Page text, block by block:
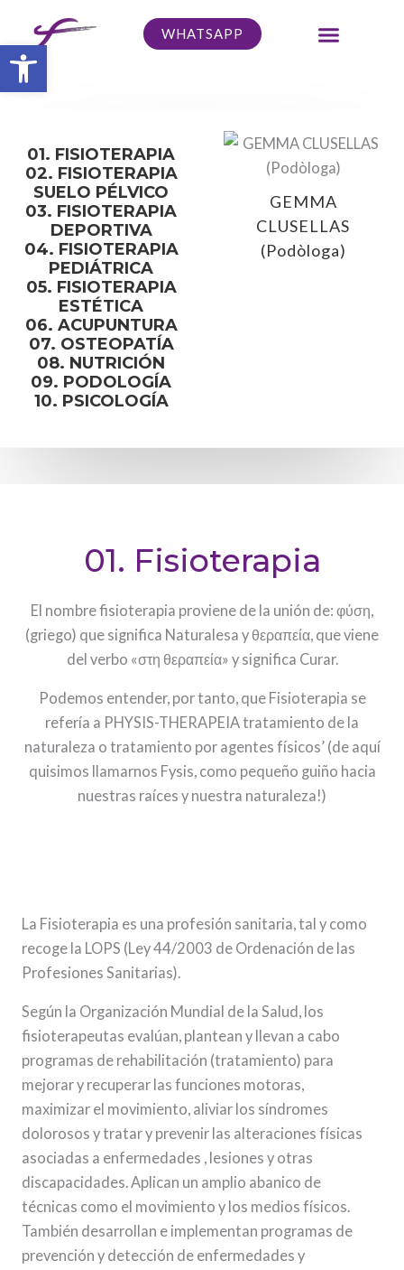
Abrir barra de herramientas
contenido
WHATSAPP
01. FISIOTERAPIA
02. FISIOTERAPIA
SUELO PÉLVICO
03. FISIOTERAPIA
DEPORTIVA
04. FISIOTERAPIA
PEDIÁTRICA
05. FISIOTERAPIA
ESTÉTICA
06. ACUPUNTURA
07. OSTEOPATÍA
08. NUTRICIÓN
09. PODOLOGÍA
10. PSICOLOGÍA
GEMMA
CLUSELLAS
(Podòloga)
GEMMA PARERA
(Nutricionista)
01. Fisioterapia
El nombre fisioterapia proviene de la unión de: φύση,
(griego) que significa Naturalesa y θεραπεία, que viene
del verbo «στη θεραπεία» y significa Curar.
Podemos entender, por tanto, que Fisioterapia se
refería a PHYSIS-THERAPEIA tratamiento de la
naturaleza o tratamiento por agentes físicos’ (de aquí
quisimos llamarnos Fysis, como pequeño guiño hacia
nuestras raíces y nuestra naturaleza!)
La Fisioterapia es una profesión sanitaria, tal y como
recoge la LOPS (Ley 44/2003 de Ordenación de las
Profesiones Sanitarias).
Según la Organización Mundial de la Salud, los
fisioterapeutas evalúan, plantean y llevan a cabo
programas de rehabilitación (tratamiento) para
mejorar y recuperar las funciones motoras,
maximizar el movimiento, aliviar los síndromes
dolorosos y tratar y prevenir las alteraciones físicas
asociadas a enfermedades , lesiones y otras
discapacidades. Aplican un amplio abanico de
técnicas como el movimiento y los medios físicos.
También desarrollan e implementan programas de
prevención y detección de enfermedades y